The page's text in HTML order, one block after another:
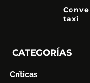
taxi
CATEGORÍAS
Críticas